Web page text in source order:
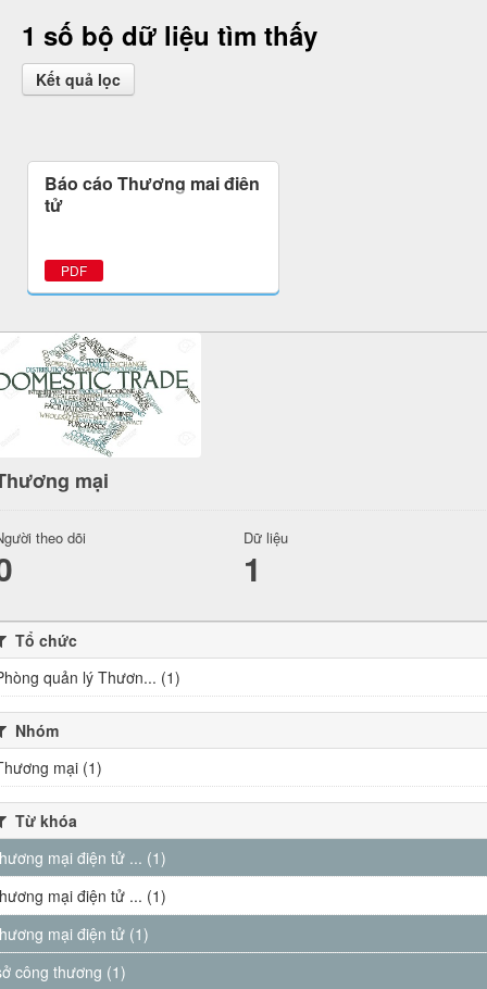
1 số bộ dữ liệu tìm thấy
Kết quả lọc
Báo cáo Thương mại điện
tử
PDF
mại
theo dõi Dữ liệu
1
Tổ chức
quản lý Thươn... (1)
Nhóm
mại (1)
Từ khóa
mại điện tử ... (1)
mại điện tử ... (1)
mại điện tử (1)
công thương (1)